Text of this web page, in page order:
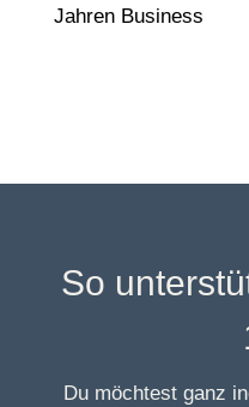
Jahren Business
So
Du möchtest ganz